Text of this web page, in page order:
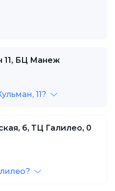
11, БЦ Манеж
11?
6, ТЦ Галилео, 0